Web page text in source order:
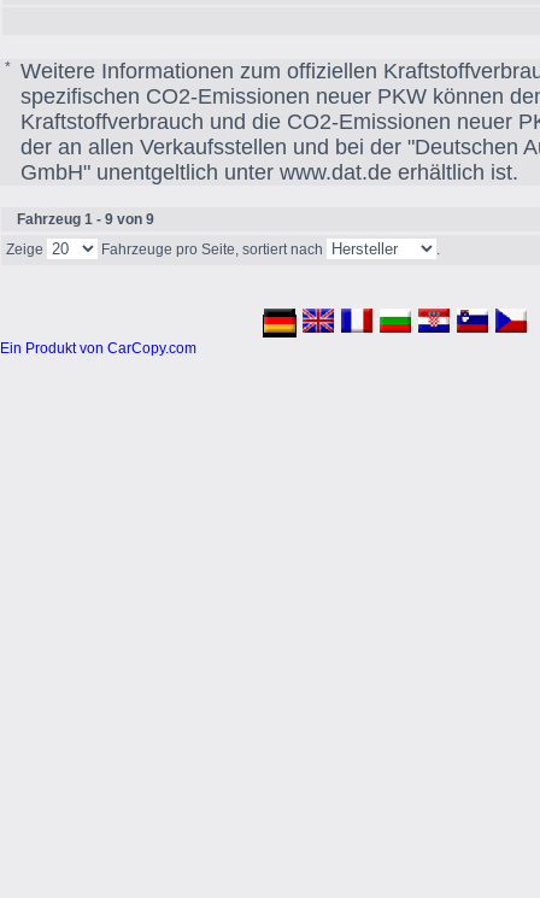
* Weitere Informationen zum offiziellen
spezifischen CO2-Emissionen neuer PKW können
Kraftstoffverbrauch und die CO2-Emissionen neuer
der an allen Verkaufsstellen und bei der "Deutschen
GmbH" unentgeltlich unter www.dat.de erhältlich ist.
Fahrzeug 1 - 9 von 9
Zeige
Fahrzeuge pro Seite, sortiert nach .
Ein Produkt von CarCopy.com